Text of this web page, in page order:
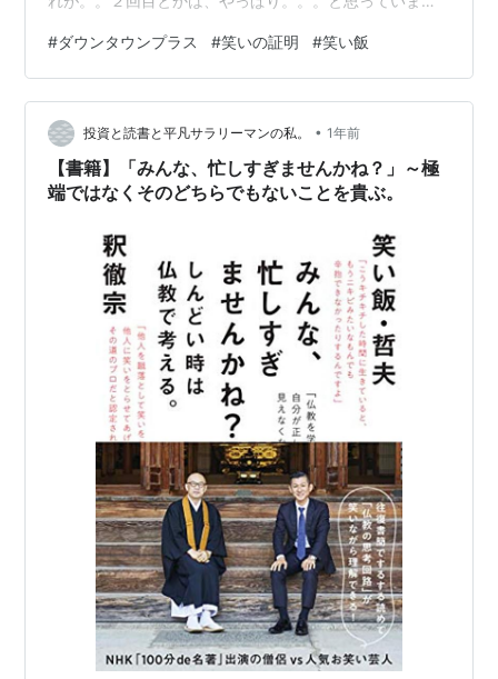
だん大きくなってきて、 腹抱えて笑ってしまいました。
ほんま、面白かった！！笑い飯の漫才、最高！！笑い飯
の漫才天国~結成20+1周年記念ツアー~ [DVD]笑い飯
Amazon笑い飯の漫才天国～結成20＋1周年記念ツアー～
[ 笑い飯 ]価格: 3344 円楽天で詳細を見る
#ダウンタウンプラス #笑いの証明 #笑い飯
投資と読書と平凡サラリーマンの私。 • 1年前
【書籍】「みんな、忙しすぎませんかね？」～極
端ではなくそのどちらでもないことを貴ぶ。